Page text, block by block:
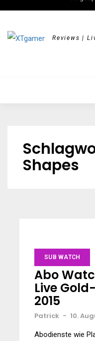
Reviews |
Shapes
SUB WATCH
Abo
Live
2015
Patrick - 10.
Abodienste wie